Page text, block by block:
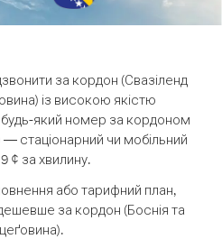
за кордон (Свазіленд
із високою якістю
який номер за кордоном
— стаціонарний чи мобільний
¢ за хвилину.
або тарифний план,
за кордон (Боснія та